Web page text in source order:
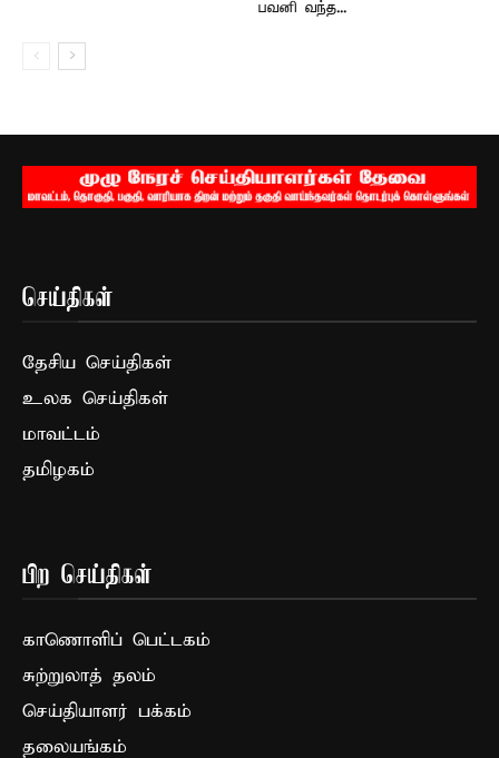
பவனி வந்த...
செய்திகள்
தேசிய செய்திகள்
உலக செய்திகள்
மாவட்டம்
தமிழகம்
பிற செய்திகள்
காணொளிப் பெட்டகம்
சுற்றுலாத் தலம்
செய்தியாளர் பக்கம்
தலையங்கம்